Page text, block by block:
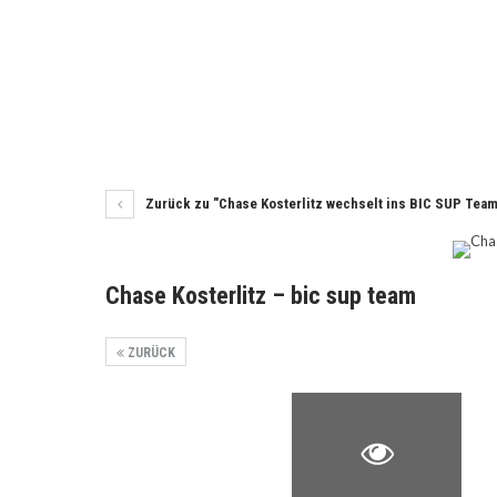
Zurück zu "Chase Kosterlitz wechselt ins BIC SUP
Chase Kosterlitz – bic sup team
ZURÜCK